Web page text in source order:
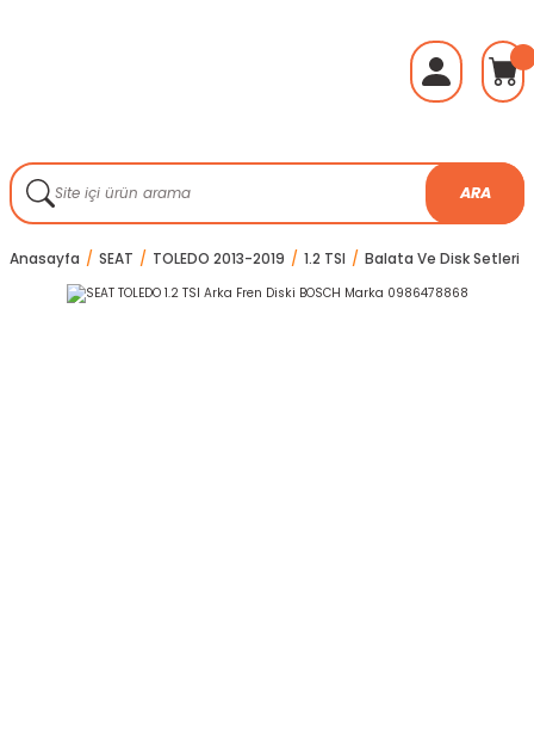
ARA
Anasayfa SEAT TOLEDO 2013-2019 1.2 TSI Balata Ve Disk Setleri